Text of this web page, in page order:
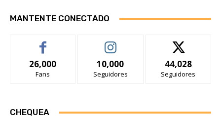
MANTENTE CONECTADO
26,000
Fans
10,000
Seguidores
44,028
Seguidores
CHEQUEA